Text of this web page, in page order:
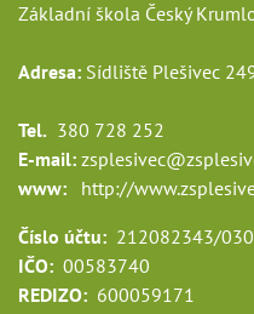
Základní škola Český
Adresa: Sídliště Plešivec
Tel. 380 728 252
E-mail:
www: http://
Číslo účtu: 212082343/
IČO: 00583740
REDIZO: 600059171